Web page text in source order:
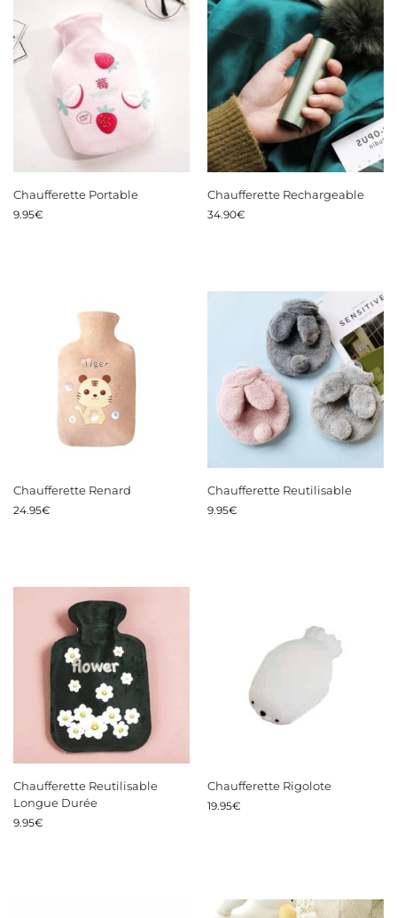
Chaufferette Portable
9.95€
Chaufferette Rechargeable
34.90€
Chaufferette Renard
24.95€
Chaufferette Reutilisable
9.95€
Chaufferette Reutilisable
Longue Durée
9.95€
Chaufferette Rigolote
19.95€